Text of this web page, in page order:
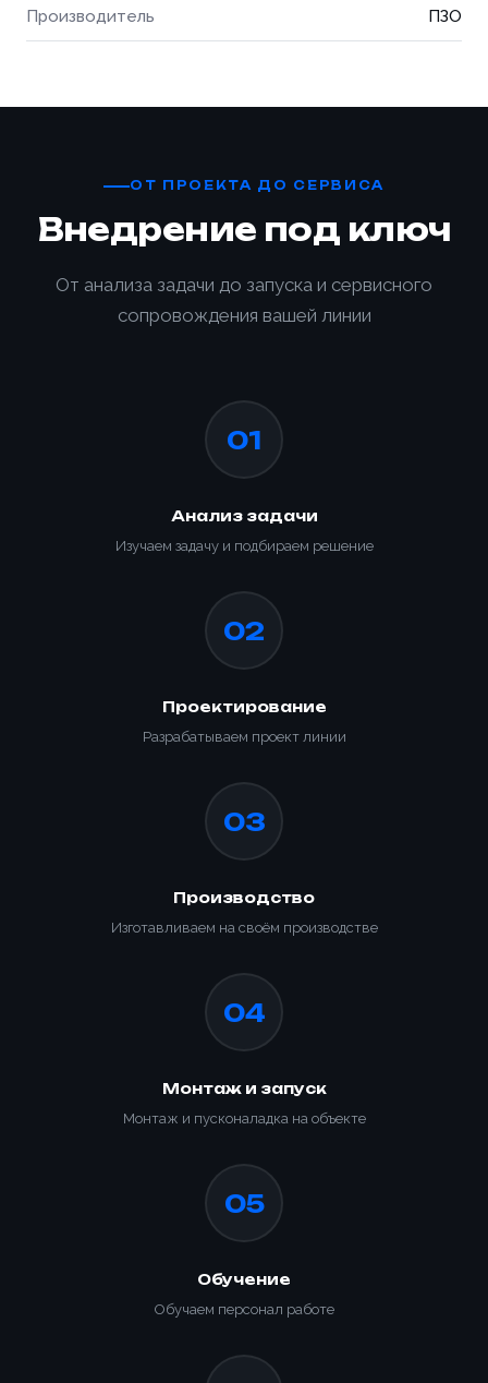
Производитель ПЗО
ОТ ПРОЕКТА ДО СЕРВИСА
Внедрение под ключ
От анализа задачи до запуска и сервисного
сопровождения вашей линии
01
Анализ задачи
Изучаем задачу и подбираем решение
02
Проектирование
Разрабатываем проект линии
03
Производство
Изготавливаем на своём производстве
04
Монтаж и запуск
Монтаж и пусконаладка на объекте
05
Обучение
Обучаем персонал работе
Способ оплаты